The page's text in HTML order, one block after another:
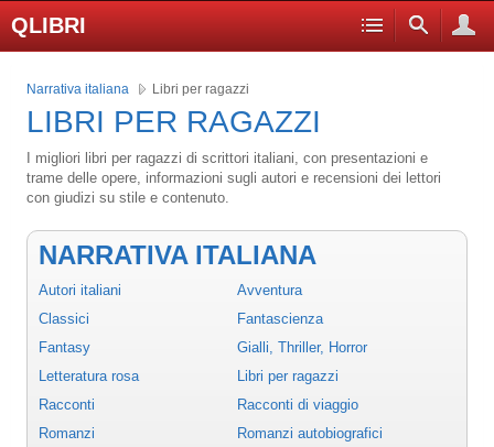
QLIBRI
Narrativa italiana Libri per ragazzi
LIBRI PER RAGAZZI
I migliori libri per ragazzi di scrittori italiani, con presentazioni e
trame delle opere, informazioni sugli autori e recensioni dei lettori
con giudizi su stile e contenuto.
NARRATIVA ITALIANA
Autori italiani
Avventura
Classici
Fantascienza
Fantasy
Gialli, Thriller, Horror
Letteratura rosa
Libri per ragazzi
Racconti
Racconti di viaggio
Romanzi
Romanzi autobiografici